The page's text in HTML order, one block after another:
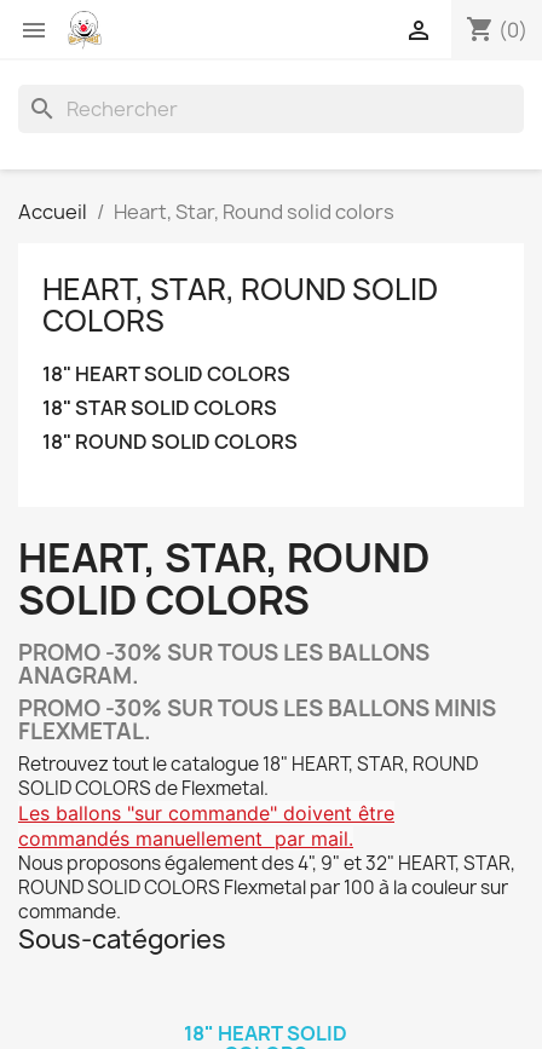
 shopping_cart (0)

search
Accueil Heart, Star, Round solid colors
HEART, STAR, ROUND SOLID
COLORS
18" HEART SOLID COLORS
18" STAR SOLID COLORS
18" ROUND SOLID COLORS
HEART, STAR, ROUND
SOLID COLORS
PROMO -30% SUR TOUS LES BALLONS
ANAGRAM.
PROMO -30% SUR TOUS LES BALLONS MINIS
FLEXMETAL.
Retrouvez tout le catalogue 18" HEART, STAR, ROUND
SOLID COLORS de Flexmetal.
Les ballons "sur commande" doivent être
commandés manuellement par mail.
Nous proposons également des 4", 9" et 32" HEART, STAR,
ROUND SOLID COLORS Flexmetal par 100 à la couleur sur
commande.
Sous-catégories
18" HEART SOLID